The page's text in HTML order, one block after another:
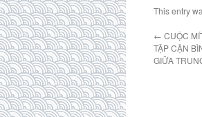
This entry
← CUỘC
TẬP CẬN
GIỮA